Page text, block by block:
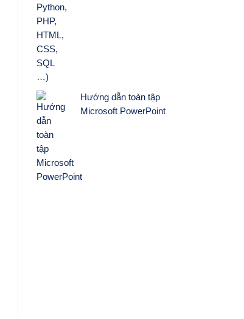
Hướng dẫn toàn tập
Microsoft PowerPoint